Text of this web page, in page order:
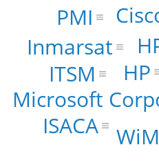
HP
Microsoft
Inmarsat
PMI
ISACA
ITSM